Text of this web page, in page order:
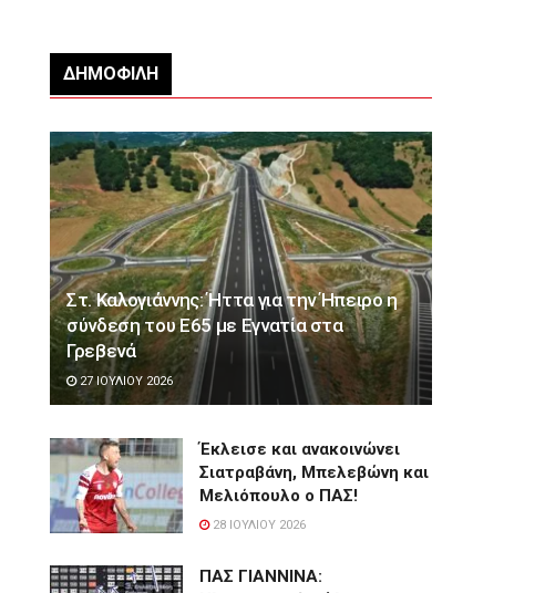
ΔΗΜΟΦΙΛΉ
Στ. Καλογιάννης: Ήττα για την Ήπειρο η
σύνδεση του Ε65 με Εγνατία στα
Γρεβενά
27 ΙΟΥΛΊΟΥ 2026
Έκλεισε και ανακοινώνει
Σιατραβάνη, Μπελεβώνη και
Μελιόπουλο ο ΠΑΣ!
28 ΙΟΥΛΊΟΥ 2026
ΠΑΣ ΓΙΑΝΝΙΝΑ: